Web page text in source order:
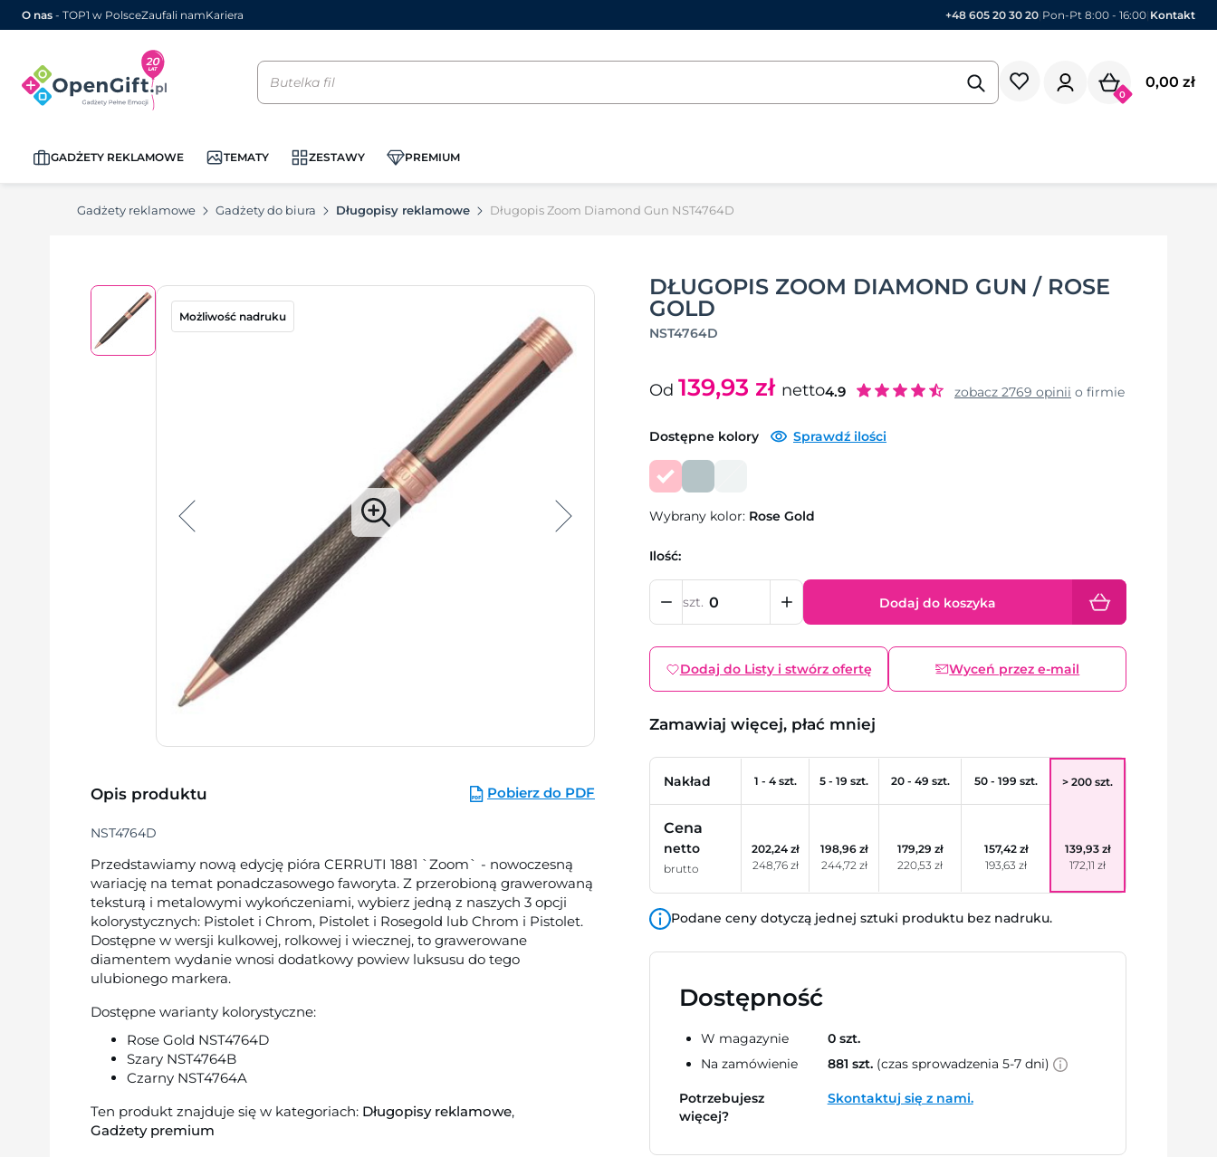
O nas - TOP1 w PolsceZaufali namKariera +48 605 20 30 20| Pon-Pt 8:00 - 16:00| Kontakt
0
0,00 zł
GADŻETY REKLAMOWE TEMATY ZESTAWY PREMIUM
Gadżety reklamowe Gadżety do biura Długopisy reklamowe Długopis Zoom Diamond Gun NST4764D
DŁUGOPIS ZOOM DIAMOND GUN / ROSE
GOLD
NST4764D
Możliwość nadruku
Opis produktu Pobierz do PDF
NST4764D
Przedstawiamy nową edycję pióra CERRUTI 1881 `Zoom` - nowoczesną
wariację na temat ponadczasowego faworyta. Z przerobioną grawerowaną
teksturą i metalowymi wykończeniami, wybierz jedną z naszych 3 opcji
kolorystycznych: Pistolet i Chrom, Pistolet i Rosegold lub Chrom i Pistolet.
Dostępne w wersji kulkowej, rolkowej i wiecznej, to grawerowane
diamentem wydanie wnosi dodatkowy powiew luksusu do tego
ulubionego markera.
Dostępne warianty kolorystyczne:
Rose Gold NST4764D
Szary NST4764B
Czarny NST4764A
Ten produkt znajduje się w kategoriach: Długopisy reklamowe,
Gadżety premium
Od 139,93 zł netto4.9 zobacz 2769 opinii o firmie
Dostępne kolory Sprawdź ilości
Wybrany kolor: Rose Gold
Ilość:
szt. Dodaj do koszyka
Dodaj do Listy i stwórz ofertę Wyceń przez e-mail
Zamawiaj więcej, płać mniej
Nakład 1 - 4 szt. 5 - 19 szt. 20 - 49 szt. 50 - 199 szt. > 200 szt.
Cena
netto
brutto
202,24 zł
248,76 zł
198,96 zł
244,72 zł
179,29 zł
220,53 zł
157,42 zł
193,63 zł
139,93 zł
172,11 zł
Podane ceny dotyczą jednej sztuki produktu bez nadruku.
Dostępność
W magazynie
Na zamówienie
0 szt.
881 szt.(czas sprowadzenia 5-7 dni)
Potrzebujesz
więcej?
Skontaktuj się z nami.